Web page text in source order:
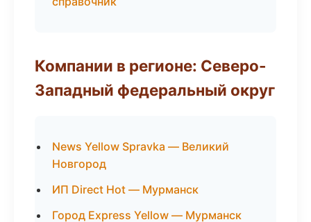
Компании в регионе: Северо-
Западный федеральный округ
News Yellow Spravka — Великий
Новгород
ИП Direct Hot — Мурманск
Город Express Yellow — Мурманск